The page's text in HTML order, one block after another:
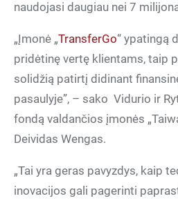
naudojasi daugiau nei 7
„Įmonė „TransferGo“ ypatingą
pridėtinę vertę klientams, taip
solidžią patirtį didinant
pasaulyje”, – sako Vidurio ir
fondą valdančios įmonės
Deividas Wengas.
„Tai yra geras pavyzdys, kaip
inovacijos gali pagerinti